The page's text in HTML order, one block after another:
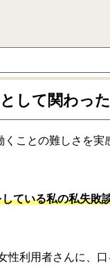
して関わっ
ことの難しさを実
ている私の私失敗
性利用者さんに、